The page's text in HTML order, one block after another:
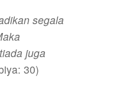
segala
juga
30)